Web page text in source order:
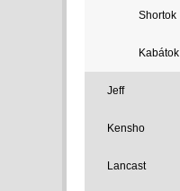
Shortok
Kabátok
Jeff
Kensho
Lancast